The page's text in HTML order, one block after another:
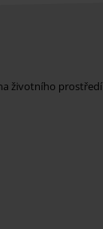
životního prostředí